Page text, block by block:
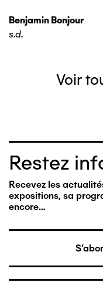
Benjamin Bonjour
s.d.
Voir
Restez
Recevez les
expositions, sa
encore…